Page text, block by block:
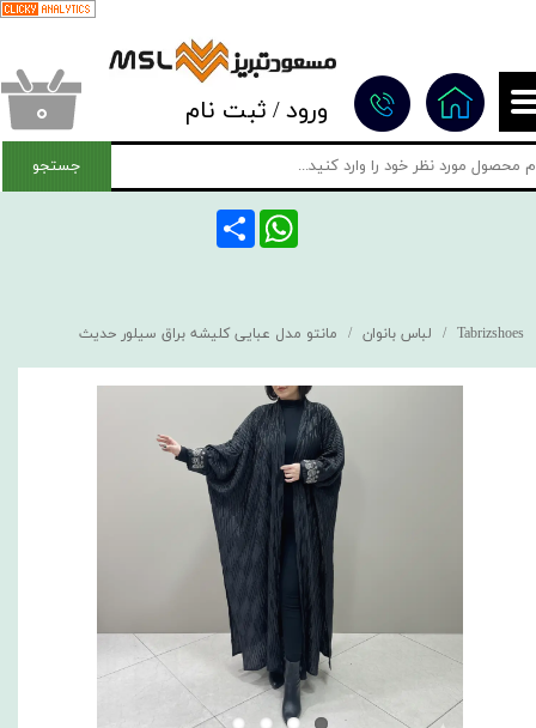
۰ ورود/ ثبت نام
تغییر گذر واژه
سفارشات
جستجو
Tabrizshoes لباس بانوان مانتو مدل عبایی کلیشه براق سیلور حدیث
Share WhatsApp